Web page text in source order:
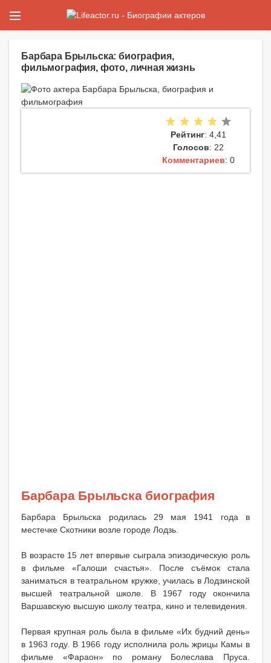
Барбара Брыльска: биография,
фильмография, фото, личная жизнь
Рейтинг: 4,41
Голосов: 22
Комментариев: 0
Барбара Брыльска биография
Барбара Брыльска родилась 29 мая 1941 года в
местечке Скотники возле городе Лодзь.
В возрасте 15 лет впервые сыграла эпизодическую роль
в фильме «Галоши счастья». После съёмок стала
заниматься в театральном кружке, училась в Лодзинской
высшей театральной школе. В 1967 году окончила
Варшавскую высшую школу театра, кино и телевидения.
Первая крупная роль была в фильме «Их будний день»
в 1963 году. В 1966 году исполнила роль жрицы Камы в
фильме «Фараон» по роману Болеслава Пруса.